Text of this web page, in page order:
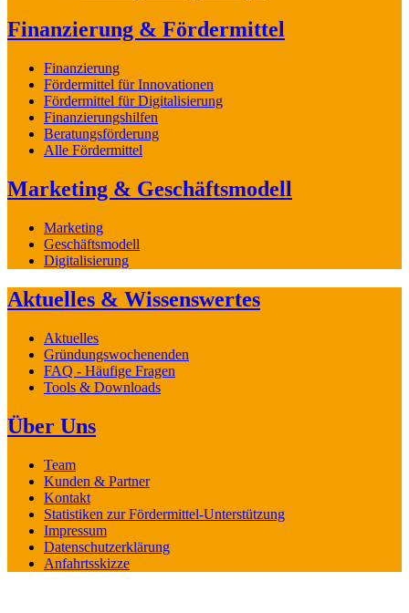
Finanzierung & Fördermittel
Finanzierung
Fördermittel für Innovationen
Fördermittel für Digitalisierung
Finanzierungshilfen
Beratungsförderung
Alle Fördermittel
Marketing & Geschäftsmodell
Marketing
Geschäftsmodell
Digitalisierung
Aktuelles & Wissenswertes
Aktuelles
Gründungswochenenden
FAQ - Häufige Fragen
Tools & Downloads
Über Uns
Team
Kunden & Partner
Kontakt
Statistiken zur Fördermittel-Unterstützung
Impressum
Datenschutzerklärung
Anfahrtsskizze